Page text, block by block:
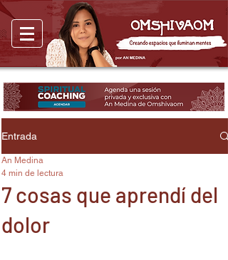
Entrada
7 cosas que aprendí del
dolor
An Medina
4 min de lectura